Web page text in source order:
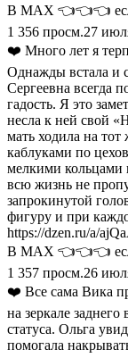
В МАХ 👈👈👈
1 356 просм.27
❤️ Много лет я
Однажды встала и
Сергеевна всегда
гадость. Я это
несла к ней свой
мать ходила на
каблуками по
мелкими кольцами
всю жизнь не
запрокинутой
фигуру и при
https://dzen.ru/a/
В МАХ 👈👈👈
1 357 просм.26
❤️ Все сама Вика
на зеркале
статуса. Ольга
помогала